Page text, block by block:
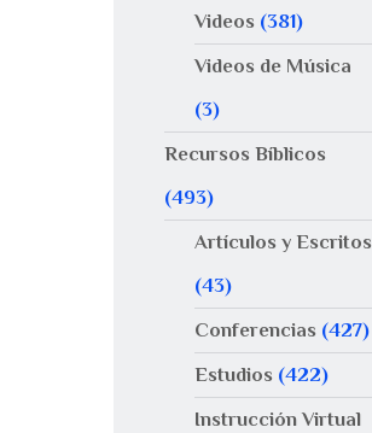
Videos (381)
Videos de Música
(3)
Recursos Bíblicos
(493)
Artículos y Escritos
(43)
Conferencias (427)
Estudios (422)
Instrucción Virtual